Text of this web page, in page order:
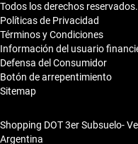
Todos los derechos reservados.
Políticas de Privacidad
Términos y Condiciones
Información del usuario
Defensa del Consumidor
Botón de arrepentimiento
Sitemap
Shopping DOT 3er Subsuelo-
Argentina